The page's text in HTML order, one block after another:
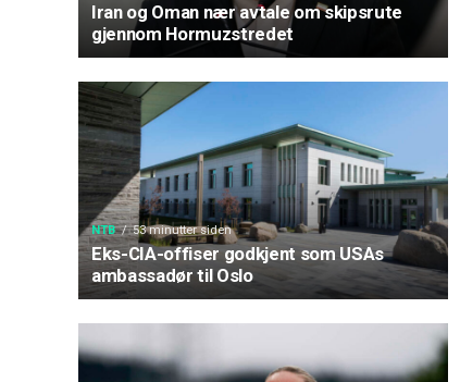
Iran og Oman nær avtale om skipsrute
gjennom Hormuzstredet
NTB 53 minutter siden
Eks-CIA-offiser godkjent som USAs
ambassadør til Oslo